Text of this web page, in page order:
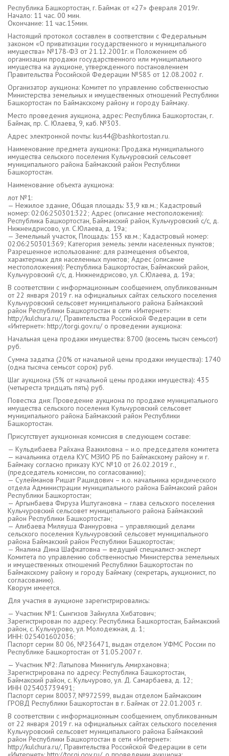
Республика Башкортостан, г. Баймак от «27» февраля 2019г.
Начало: 11 час. 00 мин.
Окончание: 11 час.15мин.
Настоящий протокол составлен в соответствии с Федеральным
законом «О приватизации государственного и муниципального
имущества» №178-ФЗ от 21.12.2001г. и Положением об
организации продажи государственного или муниципального
имущества на аукционе, утвержденного постановлением
Правительства Российской Федерации №585 от 12.08.2002 г.
Организатор аукциона: Комитет по управлению собственностью
Министерства земельных и имущественных отношений Республики
Башкортостан по Баймакскому району и городу Баймаку.
Место проведения аукциона, адрес: Республика Башкортостан, г.
Баймак, пр. С. Юлаева, 9, каб. №303.
Адрес электронной почты: kus44@bashkortostan.ru.
Наименование предмета аукциона: Продажа муниципального
имущества сельского поселения Кульчуровский сельсовет
муниципального района Баймакский район Республики
Башкортостан.
Наименование объекта аукциона:
лот №1:
— Нежилое здание, Общая площадь: 33,9 кв.м.; Кадастровый
номер: 02:06:250301:322; Адрес (описание местоположения):
Республика Башкортостан, Баймакский район, Кульчуровский с/с, д.
Нижнеидрисово, ул. С.Юлаева, д. 19а;
— Земельный участок, Площадь: 153 кв.м.; Кадастровый номер:
02:06:250301:369; Категория земель: земли населенных пунктов;
Разрешенное использование: для размещения объектов,
характерных для населенных пунктов; Адрес (описание
местоположения): Республика Башкортостан, Баймакский район,
Кульчуровский с/с, д. Нижнеидрисово, ул. С.Юлаева, д. 19а;
В соответствии с информационным сообщением, опубликованным
от 22 января 2019 г. на официальных сайтах сельского поселения
Кульчуровский сельсовет муниципального района Баймакский
район Республики Башкортостан в сети «Интернет»:
http://kulchura.ru/, Правительства Российской Федерации в сети
«Интернет»: http://torgi.gov.ru/ о проведении аукциона:
Начальная цена продажи имущества: 8700 (восемь тысяч семьсот)
руб.
Сумма задатка (20% от начальной цены продажи имущества): 1740
(одна тысяча семьсот сорок) руб.
Шаг аукциона (5% от начальной цены продажи имущества): 435
(четыреста тридцать пять) руб.
Повестка дня: Проведение аукциона по продаже муниципального
имущества сельского поселения Кульчуровский сельсовет
муниципального района Баймакский район Республики
Башкортостан.
Присутствует аукционная комиссия в следующем составе:
— Кульдибаева Райхана Ваакиловна – и.о. председателя комитета
— начальника отдела КУС МЗИО РБ по Баймакскому району и г.
Баймаку согласно приказу КУС №10 от 26.02.2019 г.,
(председатель комиссии, по согласованию);
— Сулейманов Ришат Рашидович – и.о. начальника юридического
отдела Администрации муниципального района Баймакский район
Республики Башкортостан;
— Аргынбаева Фируза Иштугановна – глава сельского поселения
Кульчуровский сельсовет муниципального района Баймакский
район Республики Башкортостан;
— Алибаева Миляуша Фаннуровна – управляющий делами
сельского поселения Кульчуровский сельсовет муниципального
района Баймакский район Республики Башкортостан;
— Яналина Дина Шафкатовна — ведущий специалист-эксперт
Комитета по управлению собственностью Министерства земельных
и имущественных отношений Республики Башкортостан по
Баймакскому району и городу Баймаку (секретарь, аукционист, по
согласованию).
Кворум имеется.
Для участия в аукционе зарегистрировались:
— Участник №1: Сынгизов Зайнулла Хибатович;
Зарегистрирован по адресу: Республика Башкортостан, Баймакский
район, с. Кульчурово, ул. Молодежная, д. 1;
ИНН: 025401602036;
Паспорт серии 80 06, №236471, выдан отделом УФМС России по
Республике Башкортостан от 31.05.2007 г.
— Участник №2: Латыпова Миннигуль Амирхановна;
Зарегистрирована по адресу: Республика Башкортостан,
Баймакский район, с. Кульчурово, ул. Д. Самарбаева, д. 12;
ИНН 025403739491;
Паспорт серии 80037, №972599, выдан отделом Баймакским
ГРОВД Республики Башкортостан в г. Баймак от 22.01.2003 г.
В соответствии с информационным сообщением, опубликованным
от 22 января 2019 г. на официальных сайтах сельского поселения
Кульчуровский сельсовет муниципального района Баймакский
район Республики Башкортостан в сети «Интернет»:
http://kulchura.ru/, Правительства Российской Федерации в сети